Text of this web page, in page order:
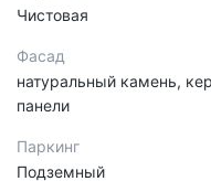
Чистовая
Фасад
натуральный камень,
панели
Паркинг
Подземный